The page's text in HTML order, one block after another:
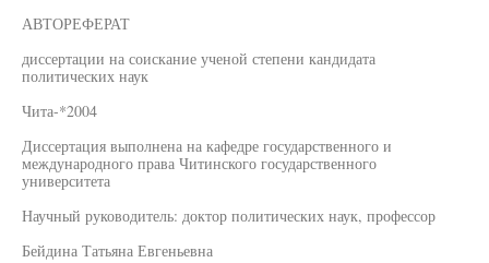
АВТОРЕФЕРАТ
диссертации на соискание ученой степени кандидата
политических наук
Чита-*2004
Диссертация выполнена на кафедре государственного и
международного права Читинского государственного
университета
Научный руководитель: доктор политических наук, профессор
Бейдина Татьяна Евгеньевна